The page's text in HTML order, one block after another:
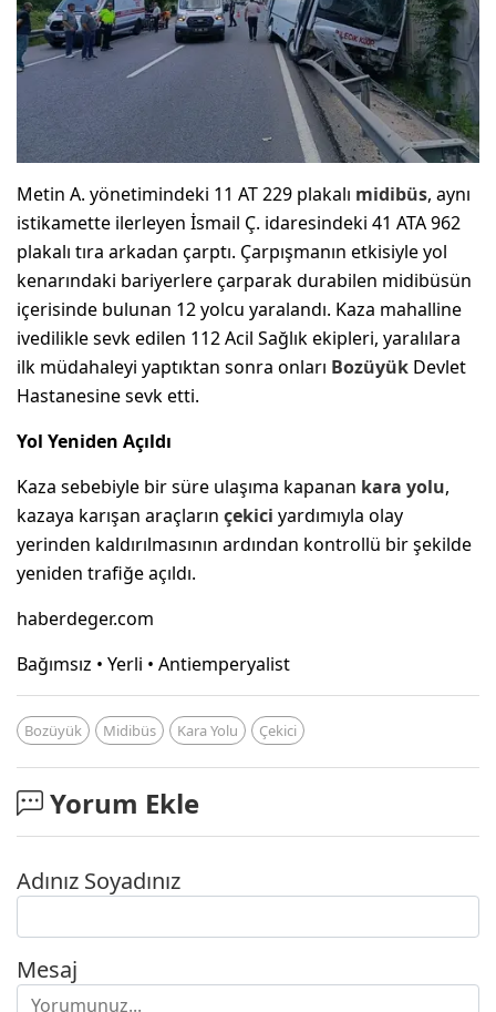
Metin A. yönetimindeki 11 AT 229 plakalı midibüs, aynı
istikamette ilerleyen İsmail Ç. idaresindeki 41 ATA 962
plakalı tıra arkadan çarptı. Çarpışmanın etkisiyle yol
kenarındaki bariyerlere çarparak durabilen midibüsün
içerisinde bulunan 12 yolcu yaralandı. Kaza mahalline
ivedilikle sevk edilen 112 Acil Sağlık ekipleri, yaralılara
ilk müdahaleyi yaptıktan sonra onları Bozüyük Devlet
Hastanesine sevk etti.
Yol Yeniden Açıldı
Kaza sebebiyle bir süre ulaşıma kapanan kara yolu,
kazaya karışan araçların çekici yardımıyla olay
yerinden kaldırılmasının ardından kontrollü bir şekilde
yeniden trafiğe açıldı.
haberdeger.com
Bağımsız • Yerli • Antiemperyalist
Bozüyük Midibüs Kara Yolu Çekici
Yorum Ekle
Adınız Soyadınız
Mesaj